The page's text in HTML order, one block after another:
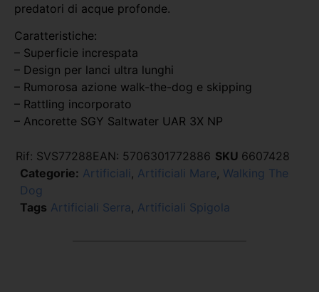
predatori di acque profonde.
Caratteristiche:
– Superficie increspata
– Design per lanci ultra lunghi
– Rumorosa azione walk-the-dog e skipping
– Rattling incorporato
– Ancorette SGY Saltwater UAR 3X NP
Rif: SVS77288EAN: 5706301772886 SKU 6607428
Categorie: Artificiali , Artificiali Mare, Walking The
Dog
Tags Artificiali Serra, Artificiali Spigola